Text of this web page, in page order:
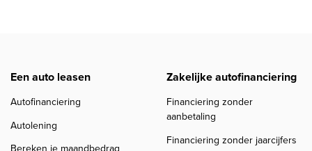
Een auto leasen
Autofinanciering
Autolening
Zakelijke autofinanciering
Financiering zonder
aanbetaling
Financiering zonder jaarcijfers